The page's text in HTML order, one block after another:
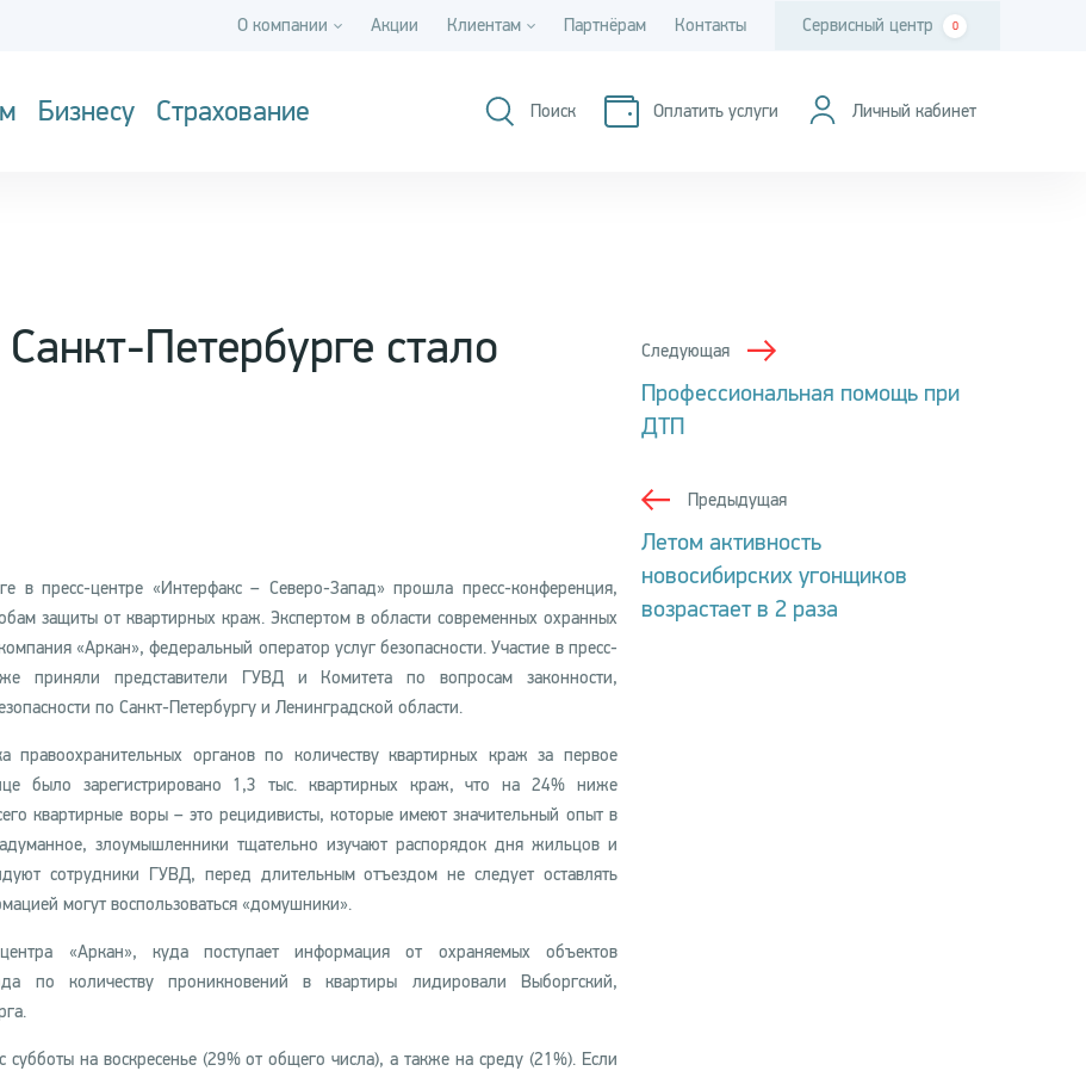
О компании Акции Клиентам Партнёрам Контакты Сервисный центр 0
Бизнесу Страхование Поиск Оплатить услуги Личный кабинет
Петербурге стало
в пресс-центре «Интерфакс – Северо-Запад» прошла пресс-конференция,
защиты от квартирных краж. Экспертом в области современных охранных
«Аркан», федеральный оператор услуг безопасности. Участие в пресс-
приняли представители ГУВД и Комитета по вопросам законности,
по Санкт-Петербургу и Ленинградской области.
правоохранительных органов по количеству квартирных краж за первое
было зарегистрировано 1,3 тыс. квартирных краж, что на 24% ниже
квартирные воры – это рецидивисты, которые имеют значительный опыт в
злоумышленники тщательно изучают распорядок дня жильцов и
сотрудники ГУВД, перед длительным отъездом не следует оставлять
могут воспользоваться «домушники».
«Аркан», куда поступает информация от охраняемых объектов
по количеству проникновений в квартиры лидировали Выборгский,
на воскресенье (29% от общего числа), а также на среду (21%). Если
Следующая
Профессиональная помощь при
ДТП
Предыдущая
Летом активность
новосибирских угонщиков
возрастает в 2 раза